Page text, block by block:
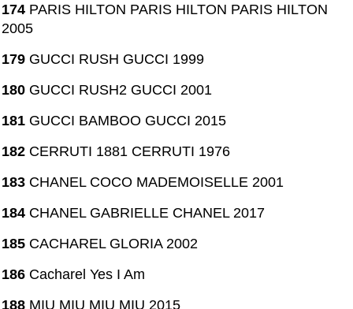
174 PARIS HILTON PARIS HILTON PARIS HILTON
2005
179 GUCCI RUSH GUCCI 1999
180 GUCCI RUSH2 GUCCI 2001
181 GUCCI BAMBOO GUCCI 2015
182 CERRUTI 1881 CERRUTI 1976
183 CHANEL COCO MADEMOISELLE 2001
184 CHANEL GABRIELLE CHANEL 2017
185 CACHAREL GLORIA 2002
186 Cacharel Yes I Am
188 MIU MIU MIU MIU 2015